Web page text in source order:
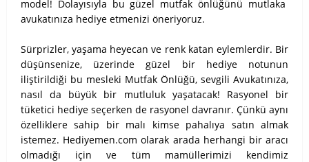
model! Dolayısıyla bu güzel mutfak önlüğünü mutlaka
avukatınıza hediye etmenizi öneriyoruz.
Sürprizler, yaşama heyecan ve renk katan eylemlerdir. Bir
düşünsenize, üzerinde güzel bir hediye notunun
iliştirildiği bu mesleki Mutfak Önlüğü, sevgili Avukatınıza,
nasıl da büyük bir mutluluk yaşatacak! Rasyonel bir
tüketici hediye seçerken de rasyonel davranır. Çünkü aynı
özelliklere sahip bir malı kimse pahalıya satın almak
istemez. Hediyemen.com olarak arada herhangi bir aracı
olmadığı için ve tüm mamüllerimizi kendimiz